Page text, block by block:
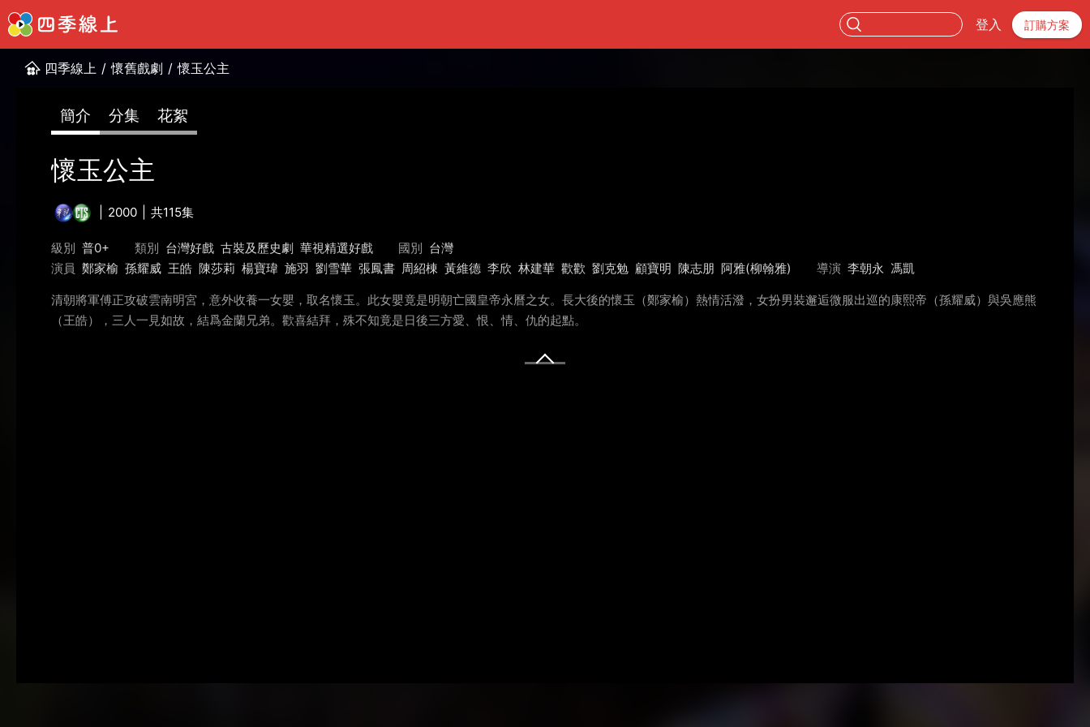
登入 訂購方案
四季線上 / 懷舊戲劇 / 懷玉公主
簡介 分集 花絮
懷玉公主
2000 共115集
級別 普0+ 類別 台灣好戲 古裝及歷史劇 華視精選好戲 國別 台灣
演員 鄭家榆 孫耀威 王皓 陳莎莉 楊寶瑋 施羽 劉雪華 張鳳書 周紹棟 黃維德 李欣 林建華 歡歡 劉克勉 顧寶明 陳志朋 阿雅(柳翰雅) 導演 李朝永 馮凱
清朝將軍傅正攻破雲南明宮，意外收養一女嬰，取名懷玉。此女嬰竟是明朝亡國皇帝永曆之女。長大後的懷玉（鄭家榆）熱情活潑，女扮男裝邂逅微服出巡的康熙帝（孫耀威）與吳應熊
（王皓），三人一見如故，結爲金蘭兄弟。歡喜結拜，殊不知竟是日後三方愛、恨、情、仇的起點。